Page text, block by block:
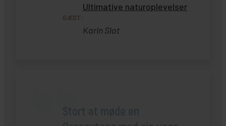
Ultimative naturoplevelser
GÆST:
Karin Slot